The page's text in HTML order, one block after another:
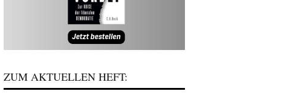
ZUM AKTUELLEN HEFT: